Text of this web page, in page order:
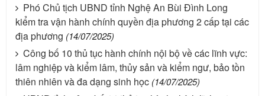
Phó Chủ tịch UBND tỉnh Nghệ An Bùi Đình Long
kiểm tra vận hành chính quyền địa phương 2 cấp tại các
địa phương (14/07/2025)
Công bố 10 thủ tục hành chính nội bộ về các lĩnh vực:
lâm nghiệp và kiểm lâm, thủy sản và kiểm ngư, bảo tồn
thiên nhiên và đa dạng sinh học (14/07/2025)